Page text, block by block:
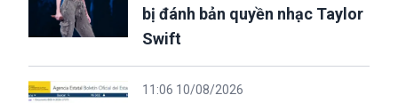
bị đánh bản quyền nhạc Taylor
Swift
11:06 10/08/2026